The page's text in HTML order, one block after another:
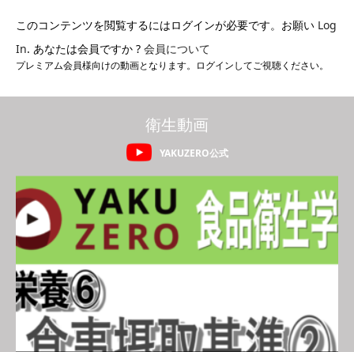
このコンテンツを閲覧するにはログインが必要です。お願い Log
In. あなたは会員ですか ? 会員について
プレミアム会員様向けの動画となります。ログインしてご視聴ください。
YAKUZERO公式
衛生動画